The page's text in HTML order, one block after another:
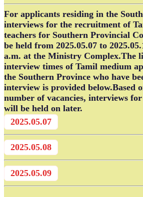
For applicants residing in the
interviews for the recruitment of
teachers for Southern Provincial
be held from 2025.05.07 to
a.m. at the Ministry Complex.The
interview times of Tamil medium
the Southern Province who have
interview is provided below.Based
number of vacancies, interviews
will be held on later.
2025.05.07
2025.05.08
2025.05.09